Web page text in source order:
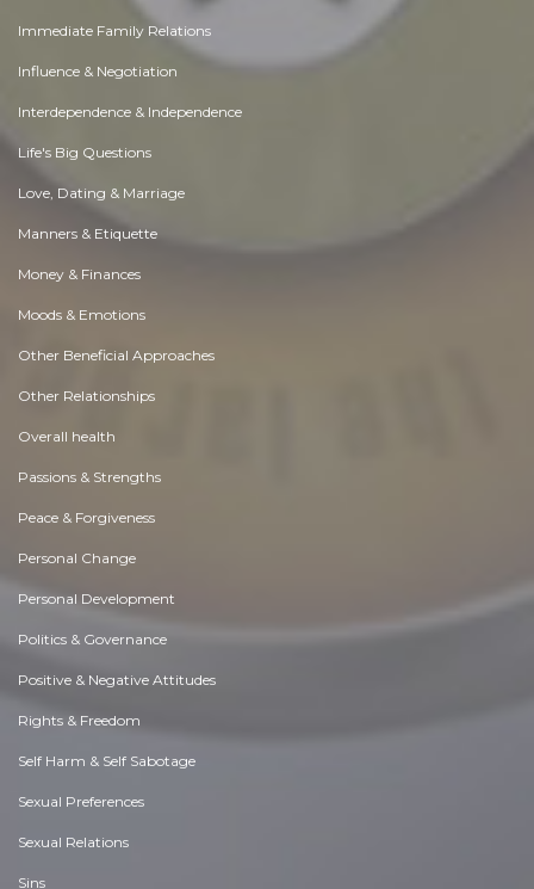
Immediate Family Relations
Influence & Negotiation
Interdependence & Independence
Life's Big Questions
Love, Dating & Marriage
Manners & Etiquette
Money & Finances
Moods & Emotions
Other Beneficial Approaches
Other Relationships
Overall health
Passions & Strengths
Peace & Forgiveness
Personal Change
Personal Development
Politics & Governance
Positive & Negative Attitudes
Rights & Freedom
Self Harm & Self Sabotage
Sexual Preferences
Sexual Relations
Sins